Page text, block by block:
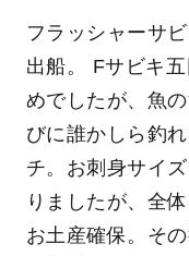
フラッシャーサ
出船。 Fサビキ
めでしたが、魚
びに誰かしら釣
チ。お刺身サイ
りましたが、全
お土産確保。そ